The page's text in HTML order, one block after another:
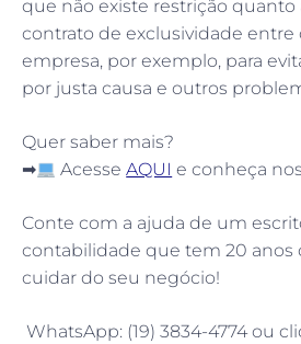
que não existe restrição quanto
contrato de exclusividade entre
empresa, por exemplo, para
por justa causa e outros
Quer saber mais?
➡
AcesseAQUI e conheça
Conte com a ajuda de um
contabilidade que tem 20 anos
cuidar do seu negócio!
WhatsApp: (19) 3834-4774 ou